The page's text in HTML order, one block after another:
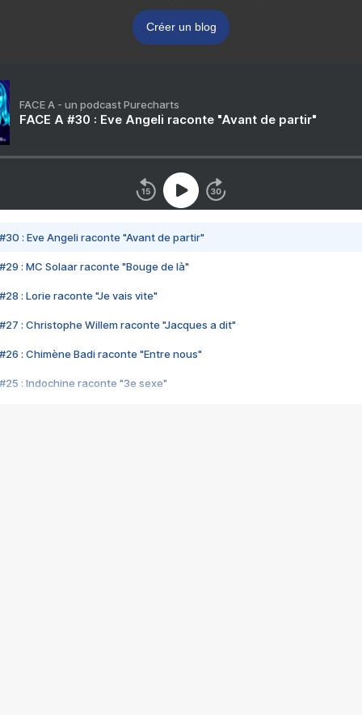
Créer un blog
FACE A - un podcast Purecharts
FACE A #30 : Eve Angeli raconte "Avant de partir"
#30 : Eve Angeli raconte "Avant de partir"
#29 : MC Solaar raconte "Bouge de là"
#28 : Lorie raconte "Je vais vite"
#27 : Christophe Willem raconte "Jacques a dit"
#26 : Chimène Badi raconte "Entre nous"
#25 : Indochine raconte "3e sexe"